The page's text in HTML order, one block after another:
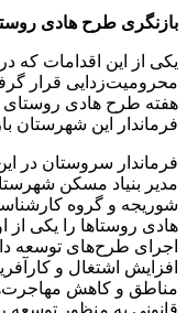
بازنگری طرح هادی
یکی از این اقدامات که
محرومیت‌زدایی قرار
هفته طرح هادی
فرماندار این شهرستان
فرماندار سروستان در
مدیر بنیاد مسکن
شوریجه و گروه
هادی روستاها را یکی
اجرای طرح‌های توسعه
افزایش اشتغال و
مناطق و کاهش
قانونی به منظور